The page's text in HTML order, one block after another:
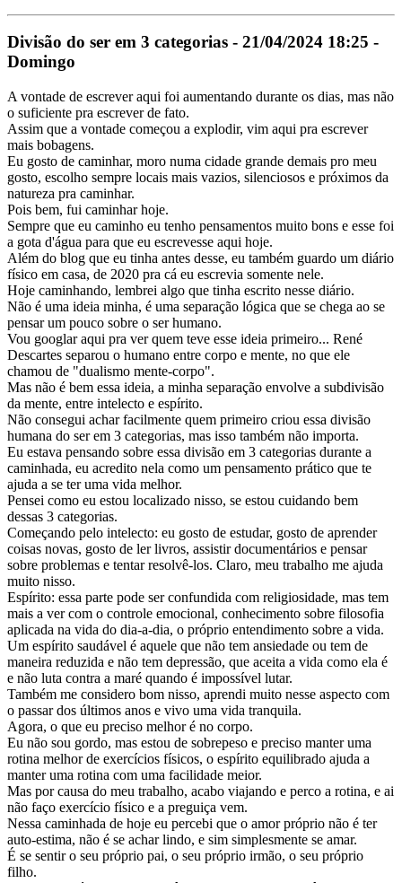
Divisão do ser em 3 categorias - 21/04/2024 18:25 -
Domingo
A vontade de escrever aqui foi aumentando durante os dias, mas não
o suficiente pra escrever de fato.
Assim que a vontade começou a explodir, vim aqui pra escrever
mais bobagens.
Eu gosto de caminhar, moro numa cidade grande demais pro meu
gosto, escolho sempre locais mais vazios, silenciosos e próximos da
natureza pra caminhar.
Pois bem, fui caminhar hoje.
Sempre que eu caminho eu tenho pensamentos muito bons e esse foi
a gota d'água para que eu escrevesse aqui hoje.
Além do blog que eu tinha antes desse, eu também guardo um diário
físico em casa, de 2020 pra cá eu escrevia somente nele.
Hoje caminhando, lembrei algo que tinha escrito nesse diário.
Não é uma ideia minha, é uma separação lógica que se chega ao se
pensar um pouco sobre o ser humano.
Vou googlar aqui pra ver quem teve esse ideia primeiro... René
Descartes separou o humano entre corpo e mente, no que ele
chamou de "dualismo mente-corpo".
Mas não é bem essa ideia, a minha separação envolve a subdivisão
da mente, entre intelecto e espírito.
Não consegui achar facilmente quem primeiro criou essa divisão
humana do ser em 3 categorias, mas isso também não importa.
Eu estava pensando sobre essa divisão em 3 categorias durante a
caminhada, eu acredito nela como um pensamento prático que te
ajuda a se ter uma vida melhor.
Pensei como eu estou localizado nisso, se estou cuidando bem
dessas 3 categorias.
Começando pelo intelecto: eu gosto de estudar, gosto de aprender
coisas novas, gosto de ler livros, assistir documentários e pensar
sobre problemas e tentar resolvê-los. Claro, meu trabalho me ajuda
muito nisso.
Espírito: essa parte pode ser confundida com religiosidade, mas tem
mais a ver com o controle emocional, conhecimento sobre filosofia
aplicada na vida do dia-a-dia, o próprio entendimento sobre a vida.
Um espírito saudável é aquele que não tem ansiedade ou tem de
maneira reduzida e não tem depressão, que aceita a vida como ela é
e não luta contra a maré quando é impossível lutar.
Também me considero bom nisso, aprendi muito nesse aspecto com
o passar dos últimos anos e vivo uma vida tranquila.
Agora, o que eu preciso melhor é no corpo.
Eu não sou gordo, mas estou de sobrepeso e preciso manter uma
rotina melhor de exercícios físicos, o espírito equilibrado ajuda a
manter uma rotina com uma facilidade meior.
Mas por causa do meu trabalho, acabo viajando e perco a rotina, e ai
não faço exercício físico e a preguiça vem.
Nessa caminhada de hoje eu percebi que o amor próprio não é ter
auto-estima, não é se achar lindo, e sim simplesmente se amar.
É se sentir o seu próprio pai, o seu próprio irmão, o seu próprio
filho.